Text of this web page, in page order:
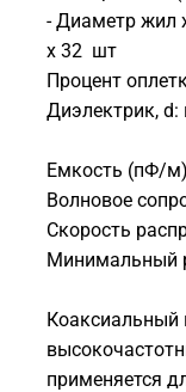
- Диаметр жил
x 32 шт
Процент
Диэлектрик,
Емкость (пФ/
Волновое
Скорость
Минимальный
Коаксиальный
применяется